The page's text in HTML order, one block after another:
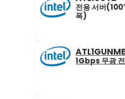
전용 서버
폭)
1Gbps 무광